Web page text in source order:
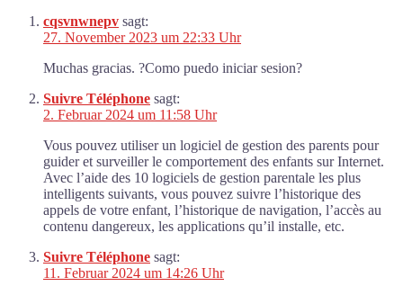
cqsvnwnepv sagt:
27. November 2023 um 22:33 Uhr
Muchas gracias. ?Como puedo iniciar sesion?
Suivre Téléphone sagt:
2. Februar 2024 um 11:58 Uhr
Vous pouvez utiliser un logiciel de gestion des parents pour
guider et surveiller le comportement des enfants sur Internet.
Avec l’aide des 10 logiciels de gestion parentale les plus
intelligents suivants, vous pouvez suivre l’historique des
appels de votre enfant, l’historique de navigation, l’accès au
contenu dangereux, les applications qu’il installe, etc.
Suivre Téléphone sagt:
11. Februar 2024 um 14:26 Uhr